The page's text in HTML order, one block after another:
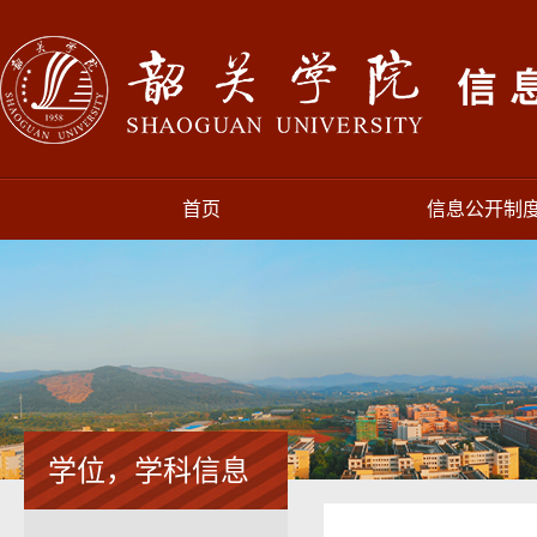
首页 信息公开制
学位，学科信息